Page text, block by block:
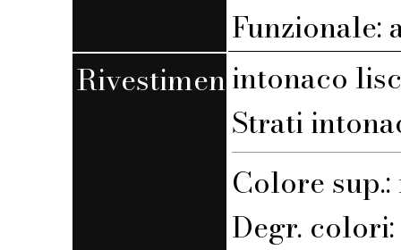
Funzionale:
Rivestimentointonaco
Strati
Colore
Degr.